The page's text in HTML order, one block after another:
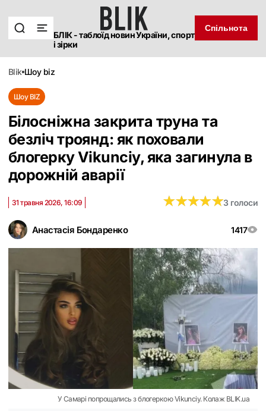
БЛІК - таблоїд новин України, спорт
і зірки
Спільнота
blik шоу biz
Шоу BIZ
Білосніжна закрита труна та
безліч троянд: як поховали
блогерку Vikunciy, яка загинула в
дорожній аварії
Анастасія Бондаренко 1417
31 травня 2026, 16:09 ★★★★★
★★★★★3 голоси
У Самарі попрощались з блогеркою Vikunciy. Колаж BLIK.ua